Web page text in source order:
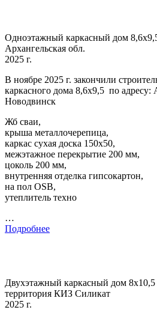
Одноэтажный каркасный дом
Архангельская обл.
2025 г.
В ноябре 2025 г. закончили
каркасного дома 8,6х9,5 по адресу:
Новодвинск
Жб сваи,
крыша металлочерепица,
каркас сухая доска 150х50,
межэтажное перекрытие 200 мм,
цоколь 200 мм,
внутренняя отделка гипсокартон,
на пол OSB,
утеплитель техно
…
Подробнее
Двухэтажный каркасный дом 8х10,5
территория КИЗ Силикат
2025 г.